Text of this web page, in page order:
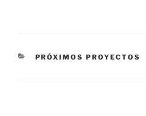
CATEGORIES
PRÓXIMOS PROYECTOS